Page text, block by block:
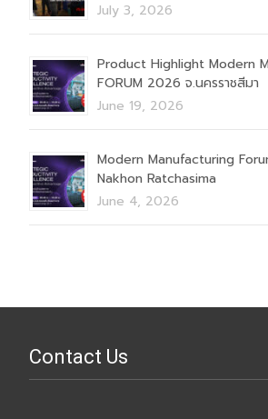
July 3, 2026
Product Highlight Modern
FORUM 2026 จ.นครราชสีมา
June 19, 2026
Modern Manufacturing
Nakhon Ratchasima
June 4, 2026
Contact Us